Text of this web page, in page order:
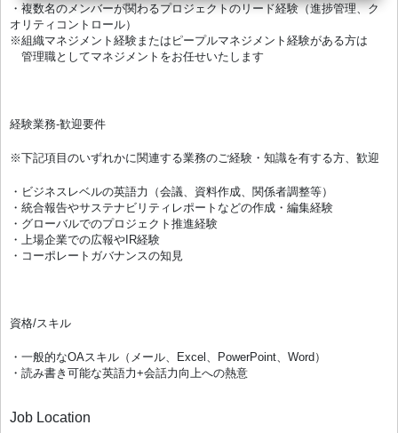
・複数名のメンバーが関わるプロジェクトのリード経験（進捗管理、ク
オリティコントロール）
※組織マネジメント経験またはピープルマネジメント経験がある方は
管理職としてマネジメントをお任せいたします
経験業務-歓迎要件
※下記項目のいずれかに関連する業務のご経験・知識を有する方、歓迎
・ビジネスレベルの英語力（会議、資料作成、関係者調整等）
・統合報告やサステナビリティレポートなどの作成・編集経験
・グローバルでのプロジェクト推進経験
・上場企業での広報やIR経験
・コーポレートガバナンスの知見
資格/スキル
・一般的なOAスキル（メール、Excel、PowerPoint、Word）
・読み書き可能な英語力+会話力向上への熱意
Job Location